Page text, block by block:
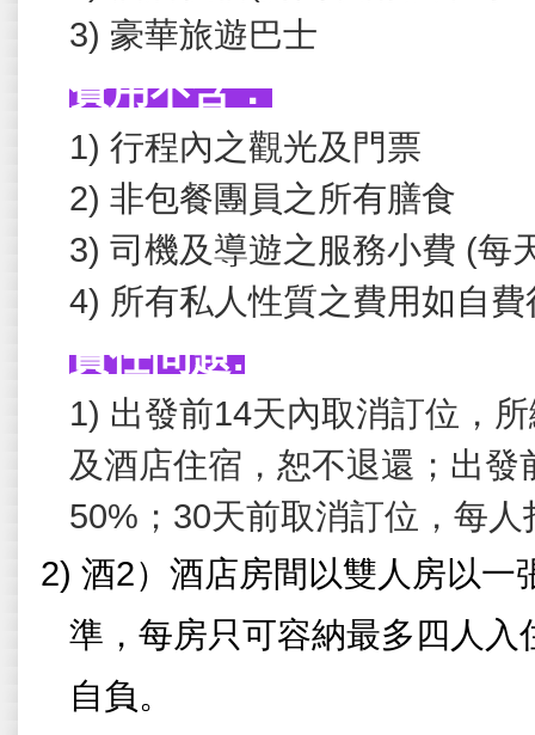
3) 豪華旅遊巴士
費用不含：
1) 行程內之觀光及門票
2) 非包餐團員之所有膳食
3) 司機及導遊之服務小費 (每
4) 所有私人性質之費用如自費
責任問題:
1) 出發前14天內取消訂位，
及酒店住宿，恕不退還；出發
50% ； 30天前取消訂位，每人
2) 酒2）酒店房間以雙人房以一
準，每房只可容納最多四人
自負。